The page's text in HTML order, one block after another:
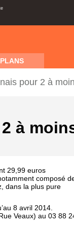
pour 2 à
à
29,99 euros
composé
dans la plus pure
8 avril 2014.
Veaux) au 03 88